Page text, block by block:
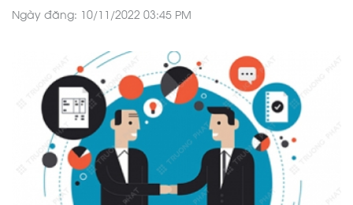
Ngày đăng: 10/11/2022 03:45 PM